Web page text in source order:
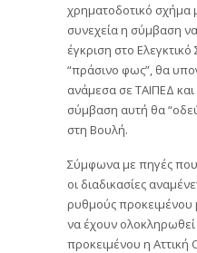
χρηματοδοτικό σχήμα
συνεχεία η σύμβαση
έγκριση στο
“πράσινο φως”, θα
ανάμεσα σε ΤΑΙΠΕΔ
σύμβαση αυτή θα
στη Βουλή.
Σύμφωνα με πηγές που
οι διαδικασίες
ρυθμούς προκειμένου
να έχουν ολοκληρωθεί
προκειμένου η Αττική